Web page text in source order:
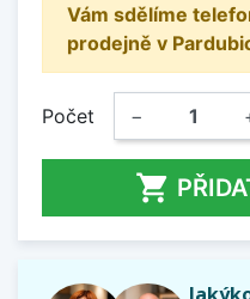
Vám sdělíme
prodejně v
Počet −
